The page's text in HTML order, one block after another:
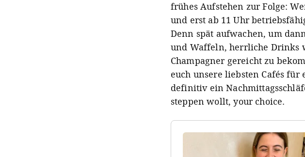
frühes Aufstehen zur Folge:
und erst ab 11 Uhr
Denn spät aufwachen, um
und Waffeln, herrliche Drinks
Champagner gereicht zu
euch unsere liebsten Cafés
definitiv ein
steppen wollt, your choice.